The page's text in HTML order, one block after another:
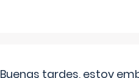
Buenas tardes, estoy